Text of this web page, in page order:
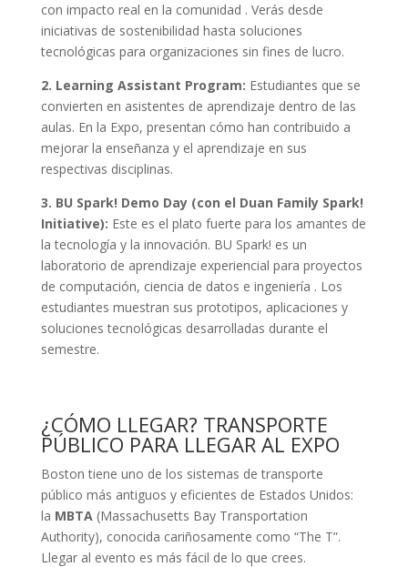
con impacto real en la comunidad . Verás desde
iniciativas de sostenibilidad hasta soluciones
tecnológicas para organizaciones sin fines de lucro.
2. Learning Assistant Program: Estudiantes que se
convierten en asistentes de aprendizaje dentro de las
aulas. En la Expo, presentan cómo han contribuido a
mejorar la enseñanza y el aprendizaje en sus
respectivas disciplinas.
3. BU Spark! Demo Day (con el Duan Family Spark!
Initiative): Este es el plato fuerte para los amantes de
la tecnología y la innovación. BU Spark! es un
laboratorio de aprendizaje experiencial para proyectos
de computación, ciencia de datos e ingeniería . Los
estudiantes muestran sus prototipos, aplicaciones y
soluciones tecnológicas desarrolladas durante el
semestre.
¿CÓMO LLEGAR? TRANSPORTE
PÚBLICO PARA LLEGAR AL EXPO
Boston tiene uno de los sistemas de transporte
público más antiguos y eficientes de Estados Unidos:
la MBTA(Massachusetts Bay Transportation
Authority), conocida cariñosamente como “The T”.
Llegar al evento es más fácil de lo que crees.